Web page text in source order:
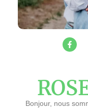
Bonjour, nous